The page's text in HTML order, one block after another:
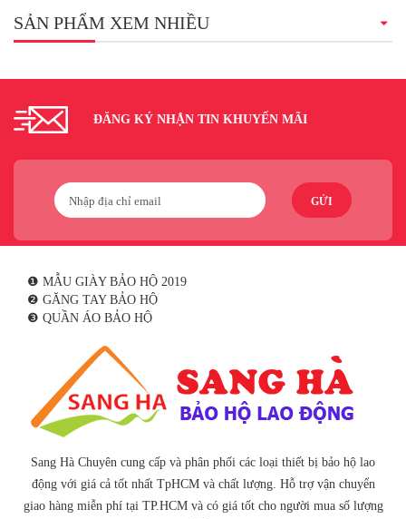
SẢN PHẨM XEM NHIỀU
ĐĂNG KÝ NHẬN TIN KHUYẾN MÃI
GỬI
❶ MẪU GIÀY BẢO HỘ 2019
❷ GĂNG TAY BẢO HỘ
❸ QUẦN ÁO BẢO HỘ
Sang Hà Chuyên cung cấp và phân phối các loại thiết bị bảo hộ lao
động với giá cả tốt nhất TpHCM và chất lượng. Hỗ trợ vận chuyển
giao hàng miễn phí tại TP.HCM và có giá tốt cho người mua số lượng